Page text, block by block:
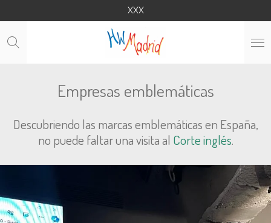
direct
naar
XXX
Empresas emblemáticas
Descubriendo las marcas emblemáticas en España,
no puede faltar una visita al Corte inglés.